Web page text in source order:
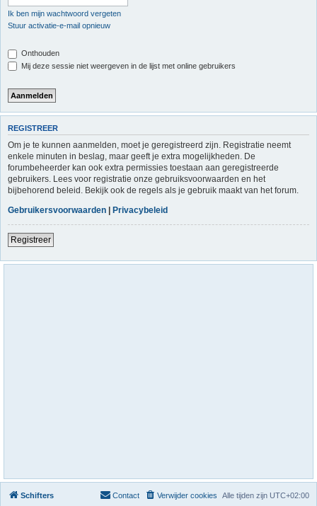
Ik ben mijn wachtwoord vergeten
Stuur activatie-e-mail opnieuw
Onthouden
Mij deze sessie niet weergeven in de lijst met online gebruikers
REGISTREER
Om je te kunnen aanmelden, moet je geregistreerd zijn. Registratie neemt
enkele minuten in beslag, maar geeft je extra mogelijkheden. De
forumbeheerder kan ook extra permissies toestaan aan geregistreerde
gebruikers. Lees voor registratie onze gebruiksvoorwaarden en het
bijbehorend beleid. Bekijk ook de regels als je gebruik maakt van het forum.
Gebruikersvoorwaarden | Privacybeleid
Registreer
Schifters Alle tijden zijn UTC+02:00
Verwijder cookies
Contact